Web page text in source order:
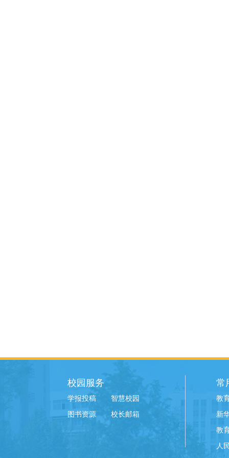
校园服务
学报投稿 智慧校园
图书资源 校长邮箱
常
教
新
教
人